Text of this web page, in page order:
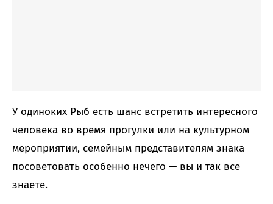
У одиноких Рыб есть шанс встретить интересного
человека во время прогулки или на культурном
мероприятии, семейным представителям знака
посоветовать особенно нечего — вы и так все
знаете.